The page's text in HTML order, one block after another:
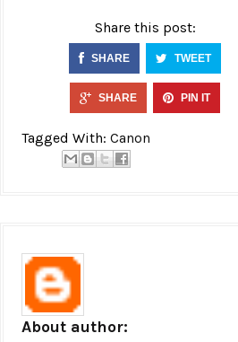
Share this post:
SHARE TWEET
SHARE PIN IT
Tagged With: Canon
About author: